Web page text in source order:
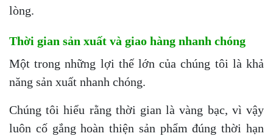
lòng.
Thời gian sản xuất và giao hàng nhanh chóng
Một trong những lợi thế lớn của chúng tôi là khả
năng sản xuất nhanh chóng.
Chúng tôi hiểu rằng thời gian là vàng bạc, vì vậy
luôn cố gắng hoàn thiện sản phẩm đúng thời hạn